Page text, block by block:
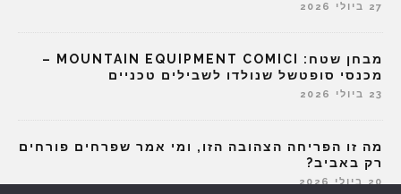
27 ביולי 2026
מבחן שטח: MOUNTAIN EQUIPMENT COMICI –
מכנסי סופטשל שנולדו לשבילים טכניים
23 ביולי 2026
מה זו הפריחה הצהובה הזו, ומי אמר שפרחים פורחים
רק באביב?
20 ביולי 2026